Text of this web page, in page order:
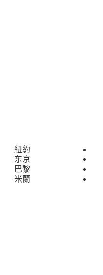
紐約
东京
巴黎
米蘭